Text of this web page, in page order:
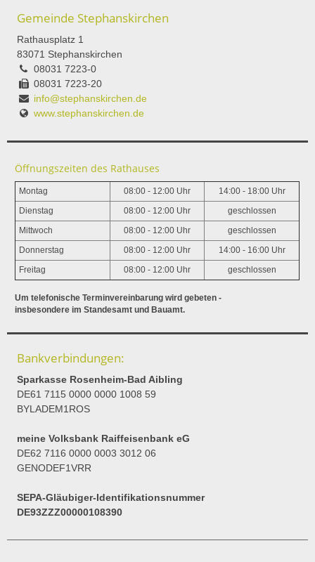
Gemeinde Stephanskirchen
Rathausplatz 1
83071 Stephanskirchen
08031 7223-0
08031 7223-20
info@stephanskirchen.de
www.stephanskirchen.de
Öffnungszeiten des Rathauses
Montag 08:00 - 12:00 Uhr 14:00 - 18:00 Uhr
Dienstag 08:00 - 12:00 Uhr geschlossen
Mittwoch 08:00 - 12:00 Uhr geschlossen
Donnerstag 08:00 - 12:00 Uhr 14:00 - 16:00 Uhr
Freitag 08:00 - 12:00 Uhr geschlossen
Um telefonische Terminvereinbarung wird gebeten -
insbesondere im Standesamt und Bauamt.
Bankverbindungen:
Sparkasse Rosenheim-Bad Aibling
DE61 7115 0000 0000 1008 59
BYLADEM1ROS
meine Volksbank Raiffeisenbank eG
DE62 7116 0000 0003 3012 06
GENODEF1VRR
SEPA-Gläubiger-Identifikationsnummer
DE93ZZZ00000108390